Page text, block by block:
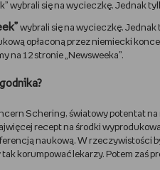
wybrali się na wycieczkę. Jednak
wybrali się na wycieczkę.
opłaconą przez niemiecki
na 12 stronie „Newsweeka”.
Schering, światowy potentat
recept na środki
naukową. W rzeczywistości
korumpować lekarzy. Potem zaś